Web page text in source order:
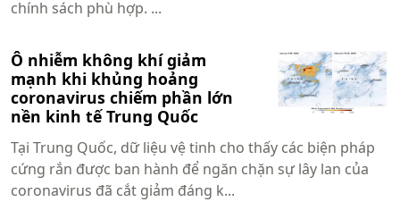
chính sách phù hợp. ...
Ô nhiễm không khí giảm
mạnh khi khủng hoảng
coronavirus chiếm phần lớn
nền kinh tế Trung Quốc
Tại Trung Quốc, dữ liệu vệ tinh cho thấy các biện pháp
cứng rắn được ban hành để ngăn chặn sự lây lan của
coronavirus đã cắt giảm đáng k...